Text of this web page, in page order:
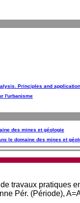
Principles and
l'urbanisme
des mines et géologie
le domaine des mines et
travaux pratiques
Pér. (Période),